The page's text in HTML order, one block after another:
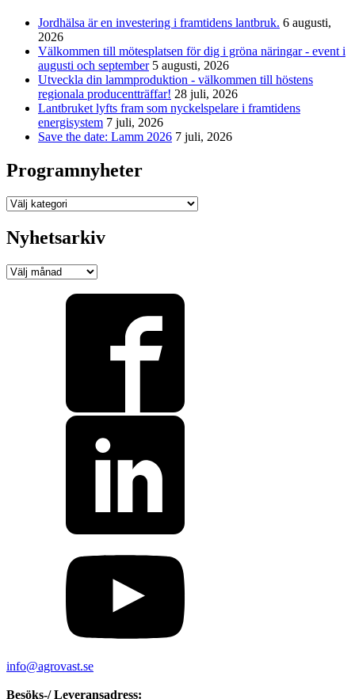
Jordhälsa är en investering i framtidens lantbruk. 6 augusti,
2026
Välkommen till mötesplatsen för dig i gröna näringar - event i
augusti och september 5 augusti, 2026
Utveckla din lammproduktion - välkommen till höstens
regionala producentträffar! 28 juli, 2026
Lantbruket lyfts fram som nyckelspelare i framtidens
energisystem 7 juli, 2026
Save the date: Lamm 2026 7 juli, 2026
Programnyheter
Programnyheter
Nyhetsarkiv
Nyhetsarkiv
info@agrovast.se
Besöks-/ Leveransadress: